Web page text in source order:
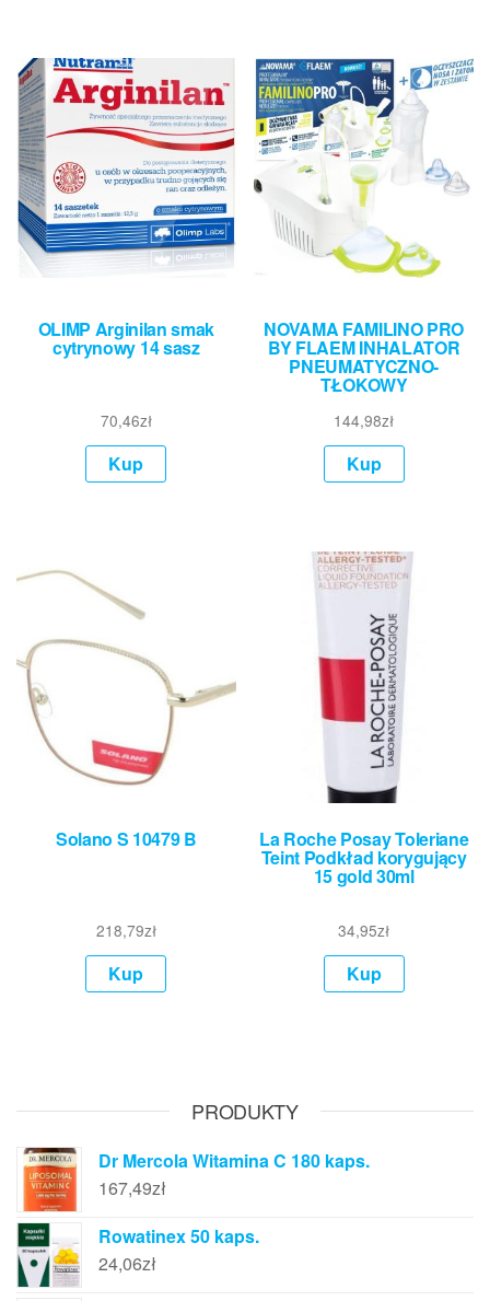
OLIMP Arginilan smak
cytrynowy 14 sasz
70,46zł
Kup
NOVAMA FAMILINO PRO
BY FLAEM INHALATOR
PNEUMATYCZNO-
TŁOKOWY
144,98zł
Kup
Solano S 10479 B
218,79zł
Kup
La Roche Posay Toleriane
Teint Podkład korygujący
15 gold 30ml
34,95zł
Kup
PRODUKTY
Dr Mercola Witamina C 180 kaps.
167,49zł
Rowatinex 50 kaps.
24,06zł